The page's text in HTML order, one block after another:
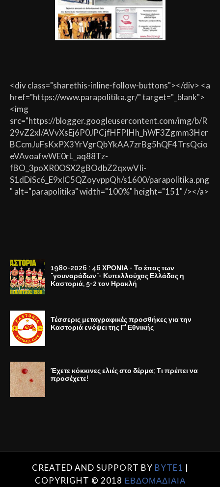
<div class="sharethis-inline-follow-buttons"></div> <a
href="https://www.parapolitika.gr/" target="_blank">
<img
src="https://blogger.googleusercontent.com/img/b/R
29vZ2xl/AVvXsEj6P0JPCjfHFPIHh_hWF3Zgmm3Her
BCcmJuFsKxPX3YrVgrQbYkAA7zrBg5hQF4TrsQcio
eVAvoafwWE0rL_aq88Tz-
fBO_3poXR0OSX2gBOdbZ2qxwVIi-
S1dDiSc6_E9xlC5QZoyvppQh/s1600/parapolitika.png
" alt="parapolitika" width="100%" height="151" /></a>
1980-2026 : 46 ΧΡΟΝΙΑ - Το έπος των
"γουναράδων"- Κυπελλούχος Ελλάδος η
Καστοριά, 5-2 τον Ηρακλή
Τέσσερις μεταγραφικές προσθήκες για την
Καστοριά ενόψει της Γ' Εθνικής
Έχετε κόκκινες ελιές στο δέρμα; Τι πρέπει να
προσέχετε!
CREATED AND SUPPORT BY BYTE1 |
COPYRIGHT © 2018 ΕΒΔΟΜΑΔΙΑΙΑ